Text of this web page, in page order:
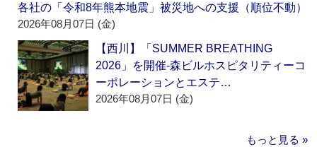
各社の「令和8年熊本地震」被災地への支援（順位不動）
2026年08月07日 (金)
【西川】「SUMMER BREATHING
2026」を開催‐森ビルホスピタリティーコ
ーポレーションとエステ…
2026年08月07日 (金)
もっと見る »